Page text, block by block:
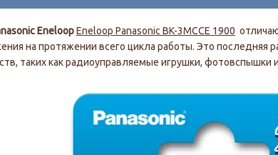
EneloopEneloop Panasonic BK-3MCCE 1900
на протяжении всего цикла работы. Это последняя
таких как радиоуправляемые игрушки, фотовспышки